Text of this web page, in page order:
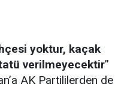
yoktur, kaçak
verilmeyecektir”
AK Partililerden de